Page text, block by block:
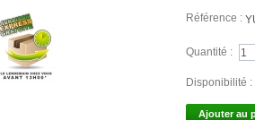
Référence :
Quantité :
Disponibilité :
Ajouter au